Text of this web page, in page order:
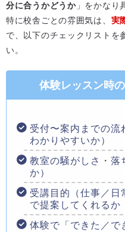
分に合うかどうか」をかなり
特に校舎ごとの雰囲気は、 実
で、以下のチェックリストを
い。
体験レッスン時
受付〜案内までの流
わかりやすいか）
教室の騒がしさ・落
か）
受講目的（仕事／日
で提案してくれるか
体験で「できた／で